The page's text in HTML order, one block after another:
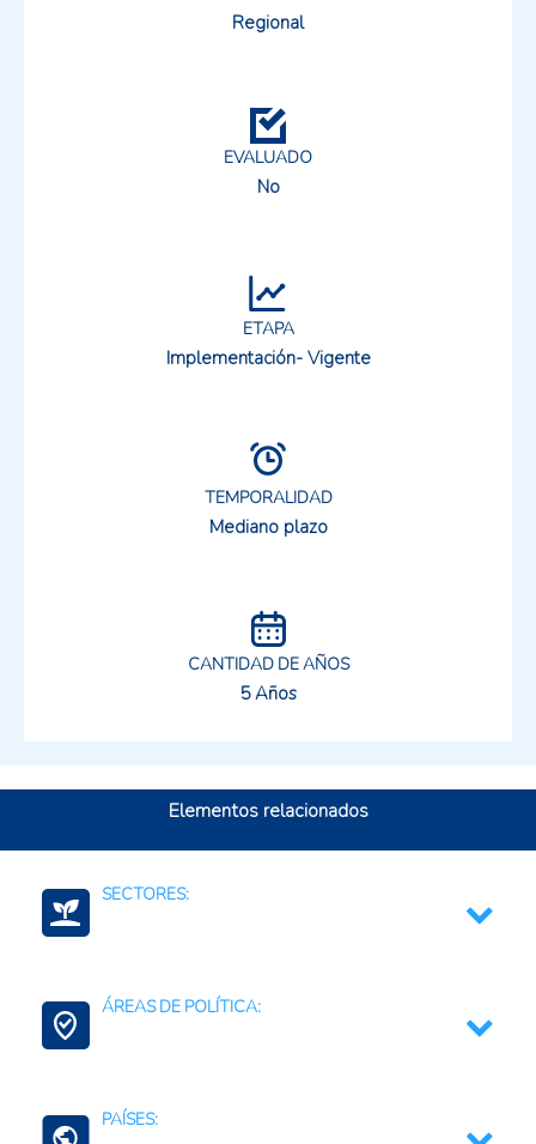
Regional
EVALUADO
No
ETAPA
Implementación- Vigente
TEMPORALIDAD
Mediano plazo
CANTIDAD DE AÑOS
5 Años
Elementos relacionados
SECTORES:
Medio ambiente y recursos naturales
ÁREAS DE POLÍTICA:
Conservación de la Biodiversidad
PAÍSES: